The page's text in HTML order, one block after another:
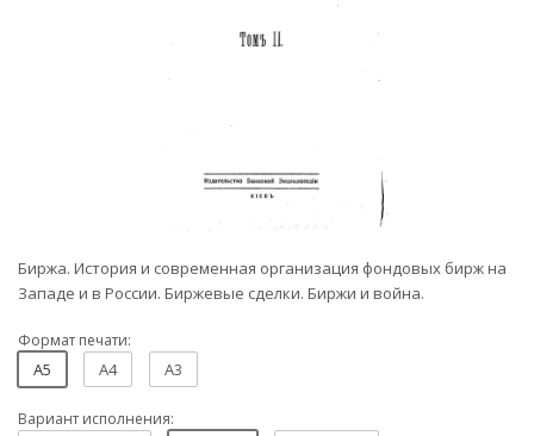
Биржа. История и современная организация фондовых бирж на
Западе и в России. Биржевые сделки. Биржи и война.
Формат печати:
A5 A4 A3
Вариант исполнения: